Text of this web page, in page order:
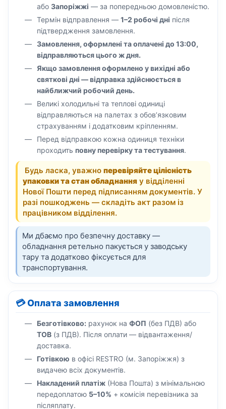
або Запоріжжі — за попередньою домовленістю.
Термін відправлення — 1–2 робочі дні після
підтвердження замовлення.
Замовлення, оформлені та оплачені до 13:00,
відправляються цього ж дня.
Якщо замовлення оформлено у вихідні або
святкові дні — відправка здійснюється в
найближчий робочий день.
Великі холодильні та теплові одиниці
відправляються на палетах з обов’язковим
страхуванням і додатковим кріпленням.
Перед відправкою кожна одиниця техніки
проходить повну перевірку та тестування.
Будь ласка, уважно перевіряйте цілісність
упаковки та стан обладнання у відділенні
Нової Пошти перед підписанням документів. У
разі пошкоджень — складіть акт разом із
працівником відділення.
Ми дбаємо про безпечну доставку —
обладнання ретельно пакується у заводську
тару та додатково фіксується для
транспортування.
💳 Оплата замовлення
Безготівково: рахунок на ФОП (без ПДВ) або
ТОВ (з ПДВ). Після оплати — відвантаження/
доставка.
Готівкою в офісі RESTRO (м. Запоріжжя) з
видачею всіх документів.
Накладений платіж (Нова Пошта) з мінімальною
передоплатою 5–10% + комісія перевізника за
післяплату.